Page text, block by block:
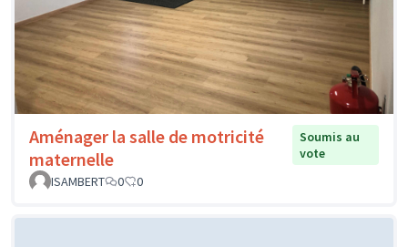
Aménager la salle de motricité
maternelle
Soumis au
vote
ISAMBERT
0 0